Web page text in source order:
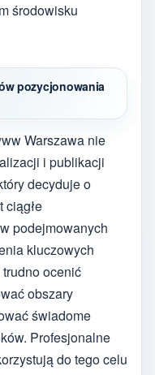
środowisku
pozycjonowania
Warszawa nie
i publikacji
decyduje o
ciągłe
podejmowanych
kluczowych
ocenić
obszary
świadome
Profesjonalne
do tego celu